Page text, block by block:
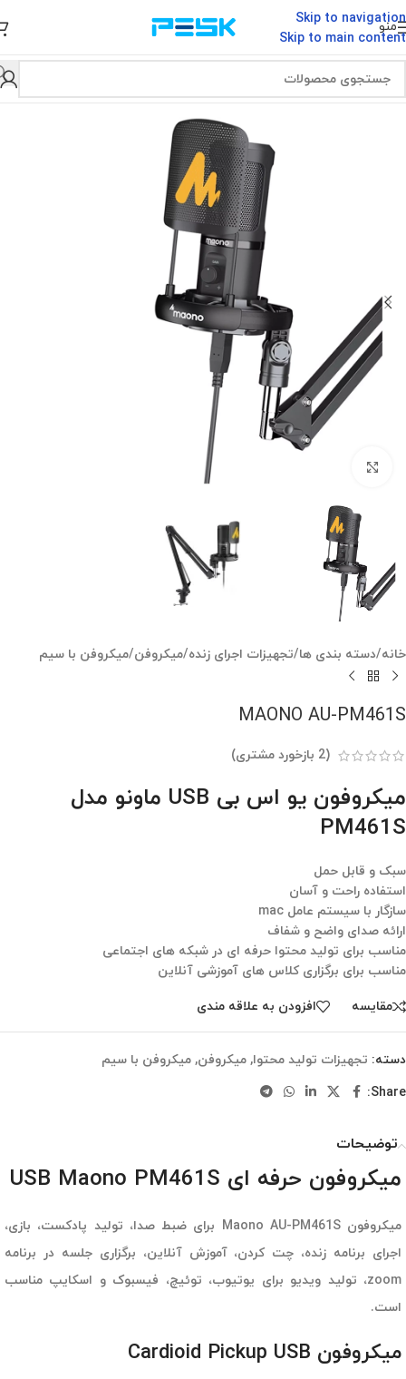
Skip to navigation
Skip to main content
منو
خانه/دسته بندی ها/تجهیزات اجرای زنده/میکروفن/میکروفن با سیم
MAONO AU-PM461S
(
2 بازخورد مشتری)
میکروفون یو اس بی USB ماونو مدل
PM461S
سبک و قابل حمل
استفاده راحت و آسان
سازگار با سیستم عامل mac
ارائه صدای واضح و شفاف
مناسب برای تولید محتوا حرفه ای در شبکه های اجتماعی
مناسب برای برگزاری کلاس های آموزشی آنلاین
مقایسه افزودن به علاقه مندی
دسته: تجهیزات تولید محتوا, میکروفن, میکروفن با سیم
Share:
توضیحات
میکروفون حرفه ای USB Maono PM461S
میکروفون Maono AU-PM461S برای ضبط صدا، تولید پادکست، بازی،
اجرای برنامه زنده، چت کردن، آموزش آنلاین، برگزاری جلسه در برنامه
zoom، تولید ویدیو برای یوتیوب، توئیچ، فیسبوک و اسکایپ مناسب
است.
میکروفون Cardioid Pickup USB